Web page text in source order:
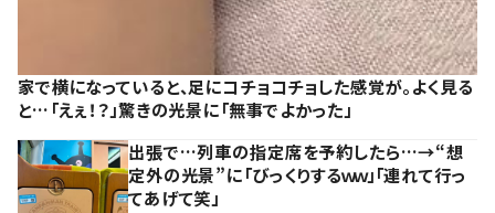
家で横になっていると、足にコチョコチョした感覚が。よく見る
と…「えぇ！？」驚きの光景に「無事でよかった」
出張で…列車の指定席を予約したら…→“想
定外の光景”に「びっくりするｗｗ」「連れて行っ
てあげて笑」